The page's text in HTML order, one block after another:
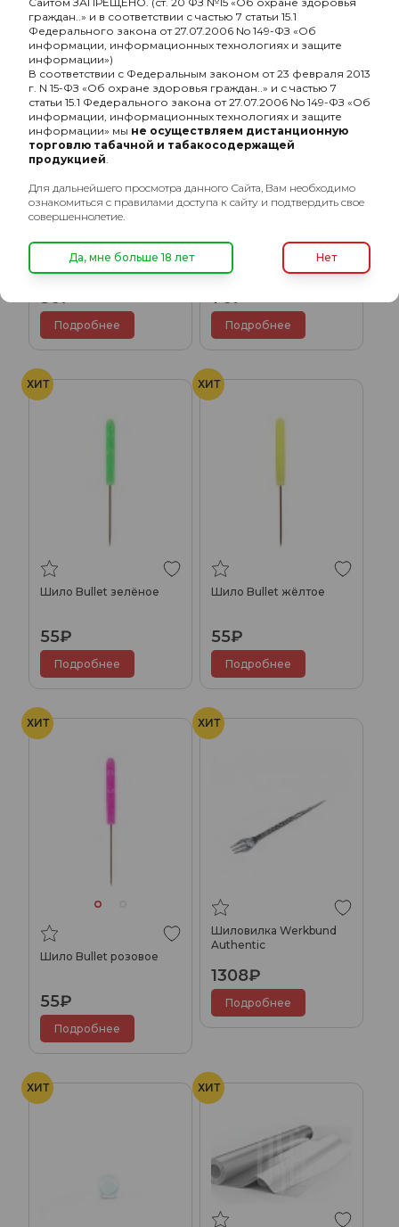
ХИТ
Шарик для обратного
клапана (7мм)
50₽
Подробнее
ХИТ
Пружина для шланга B-
2 (d-19мм)
70₽
Подробнее
ХИТ
Шило Bullet зелёное
55₽
Подробнее
ХИТ
Шило Bullet жёлтое
55₽
Подробнее
ХИТ
Шило Bullet розовое
55₽
Подробнее
ХИТ
Шиловилка Werkbund
Authentic
1308₽
Подробнее
ХИТ ХИТ
граждан..» и в соответствии с частью 7 статьи 15.1
Федерального закона от 27.07.2006 No 149-ФЗ «Об
информации, информационных технологиях и защите
информации»)
В соответствии с Федеральным законом от 23 февраля 2013
г. N 15-ФЗ «Об охране здоровья граждан..» и с частью 7
статьи 15.1 Федерального закона от 27.07.2006 No 149-ФЗ «Об
информации, информационных технологиях и защите
информации» мы не осуществляем дистанционную
торговлю табачной и табакосодержащей
продукцией.
Для дальнейшего просмотра данного Сайта, Вам необходимо
ознакомиться с правилами доступа к сайту и подтвердить свое
совершеннолетие.
Да, мне больше 18 лет Нет